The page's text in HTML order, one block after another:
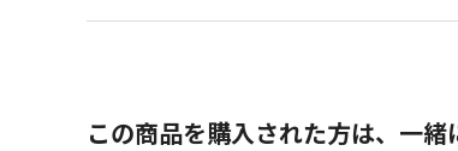
この商品を購入された方は、一緒